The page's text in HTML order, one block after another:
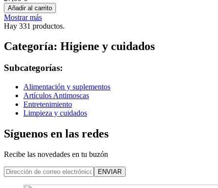
Añadir al carrito
Mostrar más
Hay 331 productos.
Categoría: Higiene y cuidados
Subcategorías:
Alimentación y suplementos
Artículos Antimoscas
Entretenimiento
Limpieza y cuidados
Síguenos en las redes
Recibe las novedades en tu buzón
ENVIAR